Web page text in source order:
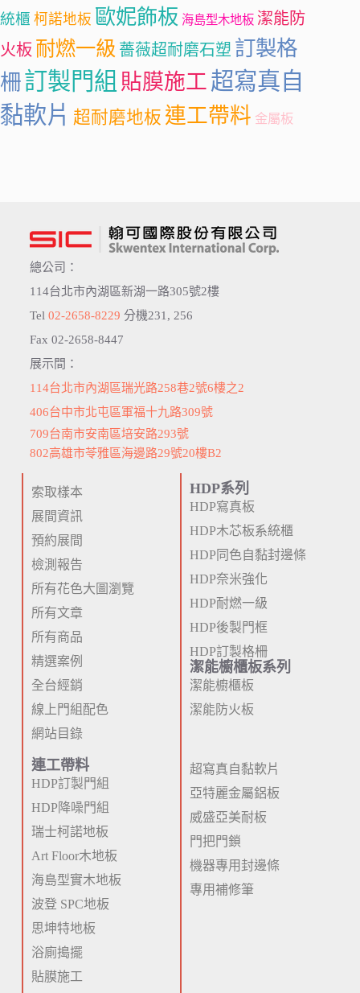
統櫃 柯諾地板 歐妮飾板 海島型木地板 潔能防
火板 耐燃一級 薔薇超耐磨石塑 訂製格
柵訂製門組 貼膜施工 超寫真自
黏軟片 超耐磨地板 連工帶料 金屬板
總公司：
114台北市內湖區新湖一路305號2樓
Tel 02-2658-8229 分機231, 256
Fax 02-2658-8447
展示間：
114台北市內湖區瑞光路258巷2號6樓之2
406台中市北屯區軍福十九路309號
709台南市安南區培安路293號
802高雄市苓雅區海邊路29號20樓B2
索取樣本
展間資訊
預約展間
檢測報告
所有花色大圖瀏覽
所有文章
所有商品
精選案例
全台經銷
線上門組配色
網站目錄
HDP系列
HDP寫真板
HDP木芯板系統櫃
HDP同色自黏封邊條
HDP奈米強化
HDP耐燃一級
HDP後製門框
HDP訂製格柵
潔能櫥櫃板系列
潔能櫥櫃板
潔能防火板
連工帶料
HDP訂製門組
HDP降噪門組
瑞士柯諾地板
Art Floor木地板
海島型實木地板
波登 SPC地板
思坤特地板
浴廁搗擺
貼膜施工
超寫真自黏軟片
亞特麗金屬鋁板
威盛亞美耐板
門把門鎖
機器專用封邊條
專用補修筆